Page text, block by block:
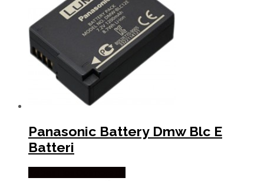
Panasonic Battery Dmw Blc E
Batteri